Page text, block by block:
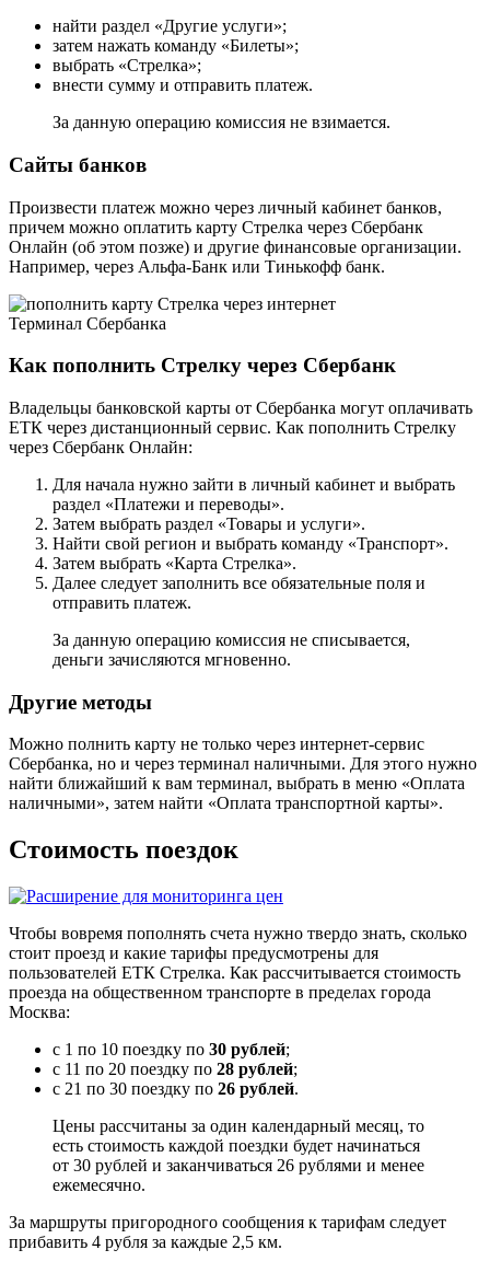
найти раздел «Другие услуги»;
затем нажать команду «Билеты»;
выбрать «Стрелка»;
внести сумму и отправить платеж.
За данную операцию комиссия не взимается.
Сайты банков
Произвести платеж можно через личный кабинет банков,
причем можно оплатить карту Стрелка через Сбербанк
Онлайн (об этом позже) и другие финансовые организации.
Например, через Альфа-Банк или Тинькофф банк.
Терминал Сбербанка
Как пополнить Стрелку через Сбербанк
Владельцы банковской карты от Сбербанка могут оплачивать
ЕТК через дистанционный сервис. Как пополнить Стрелку
через Сбербанк Онлайн:
Для начала нужно зайти в личный кабинет и выбрать
раздел «Платежи и переводы».
Затем выбрать раздел «Товары и услуги».
Найти свой регион и выбрать команду «Транспорт».
Затем выбрать «Карта Стрелка».
Далее следует заполнить все обязательные поля и
отправить платеж.
За данную операцию комиссия не списывается,
деньги зачисляются мгновенно.
Другие методы
Можно полнить карту не только через интернет-сервис
Сбербанка, но и через терминал наличными. Для этого нужно
найти ближайший к вам терминал, выбрать в меню «Оплата
наличными», затем найти «Оплата транспортной карты».
Стоимость поездок
Чтобы вовремя пополнять счета нужно твердо знать, сколько
стоит проезд и какие тарифы предусмотрены для
пользователей ЕТК Стрелка. Как рассчитывается стоимость
проезда на общественном транспорте в пределах города
Москва:
с 1 по 10 поездку по 30 рублей;
с 11 по 20 поездку по 28 рублей;
с 21 по 30 поездку по 26 рублей.
Цены рассчитаны за один календарный месяц, то
есть стоимость каждой поездки будет начинаться
от 30 рублей и заканчиваться 26 рублями и менее
ежемесячно.
За маршруты пригородного сообщения к тарифам следует
прибавить 4 рубля за каждые 2,5 км.